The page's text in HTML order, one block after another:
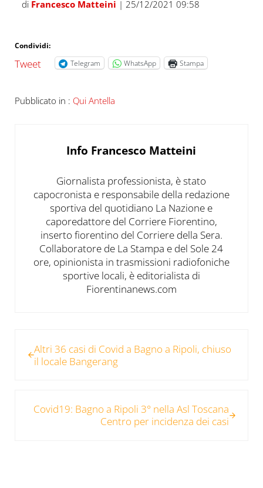
di Francesco Matteini | 25/12/2021 09:58
Condividi:
Tweet Telegram WhatsApp Stampa
Pubblicato in : Qui Antella
Info Francesco Matteini
Giornalista professionista, è stato
capocronista e responsabile della redazione
sportiva del quotidiano La Nazione e
caporedattore del Corriere Fiorentino,
inserto fiorentino del Corriere della Sera.
Collaboratore de La Stampa e del Sole 24
ore, opinionista in trasmissioni radiofoniche
sportive locali, è editorialista di
Fiorentinanews.com
Altri 36 casi di Covid a Bagno a Ripoli, chiuso
il locale Bangerang
Covid19: Bagno a Ripoli 3° nella Asl Toscana
Centro per incidenza dei casi